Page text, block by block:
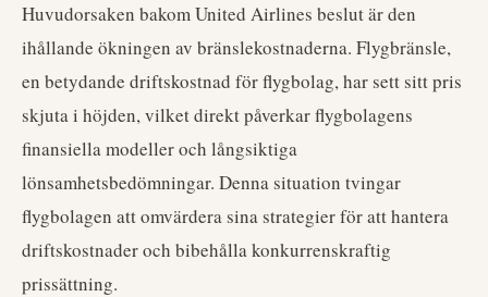
Huvudorsaken bakom United Airlines beslut är den
ihållande ökningen av bränslekostnaderna. Flygbränsle,
en betydande driftskostnad för flygbolag, har sett sitt pris
skjuta i höjden, vilket direkt påverkar flygbolagens
finansiella modeller och långsiktiga
lönsamhetsbedömningar. Denna situation tvingar
flygbolagen att omvärdera sina strategier för att hantera
driftskostnader och bibehålla konkurrenskraftig
prissättning.